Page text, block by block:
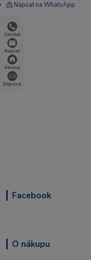
Zavolat
Napsat
Adresa
Doprava
📩 Napsat na WhatsApp
Facebook
O nákupu